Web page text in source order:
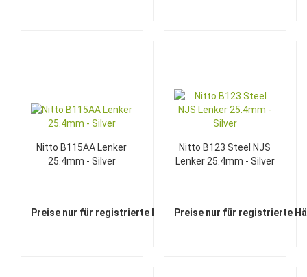
Nitto B115AA Lenker
25.4mm - Silver
Preise nur für registrierte Händler sichtbar
Nitto B123 Steel NJS
Lenker 25.4mm - Silver
Preise nur für registrierte